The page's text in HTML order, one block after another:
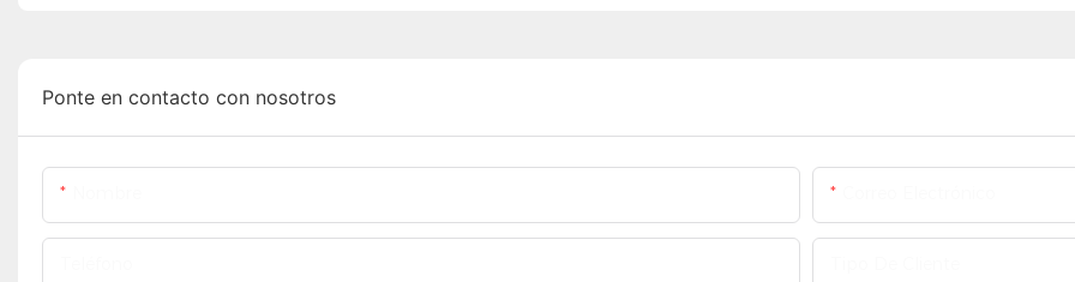
Ponte en contacto con nosotros